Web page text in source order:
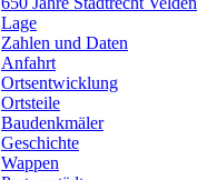
Lage
Zahlen und Daten
Anfahrt
Ortsentwicklung
Ortsteile
Baudenkmäler
Geschichte
Wappen